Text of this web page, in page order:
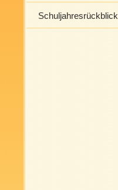
Schuljahresrückblick